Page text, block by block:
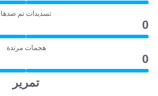
تسديدات تم صدها
0
هجمات مرتدة
0
تمرير